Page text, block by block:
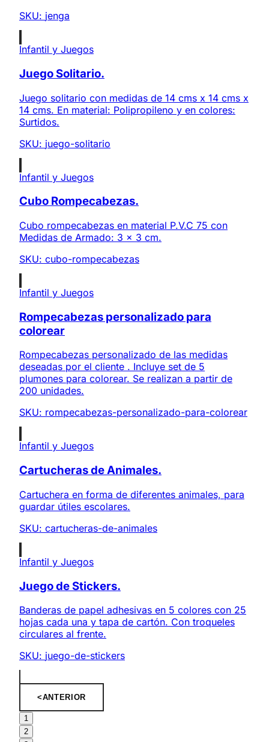
SKU: jenga
Infantil y Juegos
Juego Solitario.
Juego solitario con medidas de 14 cms x 14 cms x
14 cms. En material: Polipropileno y en colores:
Surtidos.
SKU: juego-solitario
Infantil y Juegos
Cubo Rompecabezas.
Cubo rompecabezas en material P.V.C 75 con
Medidas de Armado: 3 x 3 cm.
SKU: cubo-rompecabezas
Infantil y Juegos
Rompecabezas personalizado para
colorear
Rompecabezas personalizado de las medidas
deseadas por el cliente . Incluye set de 5
plumones para colorear. Se realizan a partir de
200 unidades.
SKU: rompecabezas-personalizado-para-colorear
Infantil y Juegos
Cartucheras de Animales.
Cartuchera en forma de diferentes animales, para
guardar útiles escolares.
SKU: cartucheras-de-animales
Infantil y Juegos
Juego de Stickers.
Banderas de papel adhesivas en 5 colores con 25
hojas cada una y tapa de cartón. Con troqueles
circulares al frente.
SKU: juego-de-stickers
<ANTERIOR
1
2